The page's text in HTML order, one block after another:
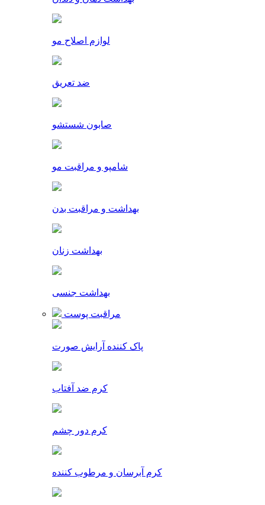
لوازم اصلاح مو
ضد تعریق
صابون شستشو
شامپو و مراقبت مو
بهداشت و مراقبت بدن
بهداشت زنان
بهداشت جنسی
مراقبت پوست
پاک کننده آرایش صورت
کرم ضد آفتاب
کرم دور چشم
کرم آبرسان و مرطوب کننده